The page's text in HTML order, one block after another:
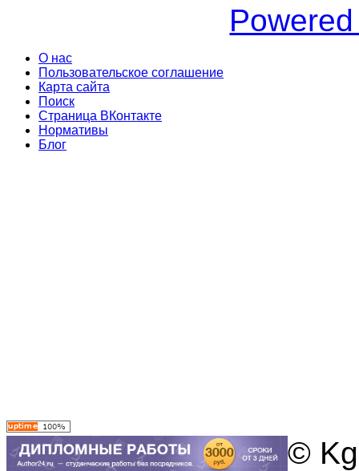
О нас
Пользовательское соглашение
Карта сайта
Поиск
Страница ВКонтакте
Нормативы
Блог
©